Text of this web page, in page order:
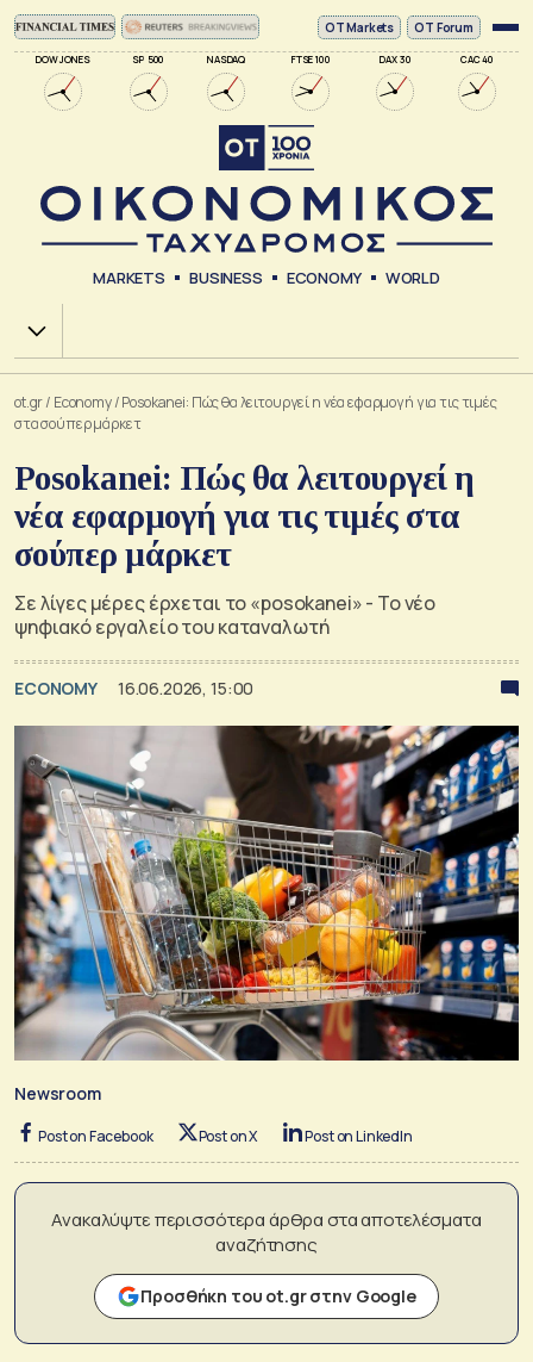
DOW JONES SP 500 NASDAQ FTSE 100 DAX 30 CAC 40
ΟΤ Markets OT Forum
MARKETS BUSINESS ECONOMY WORLD
Χ.Α.
ot.gr/ Economy/Posokanei: Πώς θα λειτουργεί η νέα εφαρμογή για τις τιμές
στα σούπερ μάρκετ
Posokanei: Πώς θα λειτουργεί η
νέα εφαρμογή για τις τιμές στα
σούπερ μάρκετ
Σε λίγες μέρες έρχεται το «posokanei» - Το νέο
ψηφιακό εργαλείο του καταναλωτή
ECONOMY 16.06.2026, 15:00
Newsroom
Post on Facebook Post on X Post on LinkedIn
Ανακαλύψτε περισσότερα άρθρα στα αποτελέσματα
αναζήτησης
Προσθήκη του ot.gr στην Google